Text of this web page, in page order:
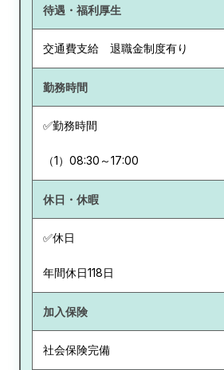
待遇・福利厚生
交通費支給 退職金制度有り
勤務時間
✅勤務時間
（1）08:30～17:00
休日・休暇
✅休日
年間休日118日
加入保険
社会保険完備